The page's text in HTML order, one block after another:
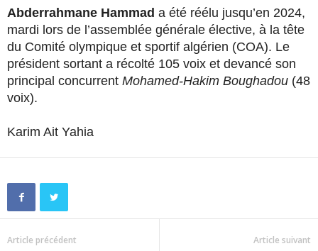
Abderrahmane Hammad a été réélu jusqu’en 2024,
mardi lors de l’assemblée générale élective, à la tête
du Comité olympique et sportif algérien (COA). Le
président sortant a récolté 105 voix et devancé son
principal concurrent Mohamed-Hakim Boughadou (48
voix).
Karim Ait Yahia
Article précédent Article suivant